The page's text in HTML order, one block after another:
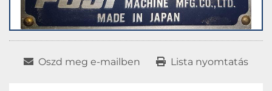
Oszd meg e-mailben Lista nyomtatás